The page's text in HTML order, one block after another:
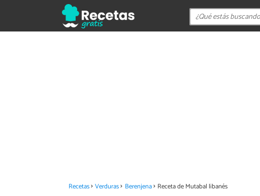
Recetas Verduras Berenjena Receta de Mutabal libanés